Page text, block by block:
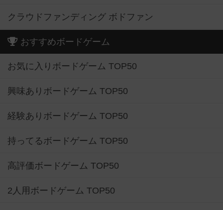
クラウドファンディング ボドファン
おすすめボードゲーム
お気に入りボードゲーム TOP50
興味ありボードゲーム TOP50
経験ありボードゲーム TOP50
持ってるボードゲーム TOP50
高評価ボードゲーム TOP50
2人用ボードゲーム TOP50